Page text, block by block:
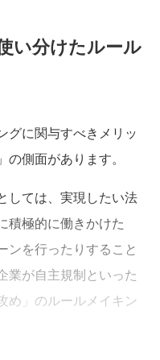
い分けたルール
グに関与すべきメリッ
側面があります。
しては、実現したい法
積極的に働きかけた
ンを行ったりすること
業が自主規制といった
め」のルールメイキン